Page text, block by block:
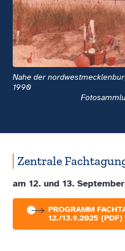
Nahe der
1990
Zentrale
am 12. und 13.
PROGRAMM
12./13.9.2025 (PDF)